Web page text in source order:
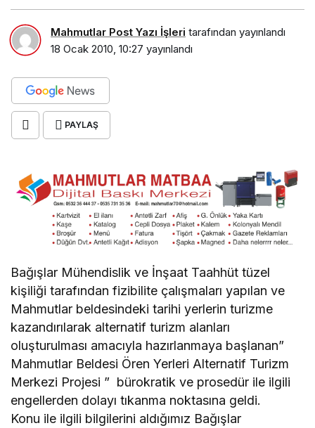
Mahmutlar Post Yazı İşleri tarafından yayınlandı
18 Ocak 2010, 10:27 yayınlandı
PAYLAŞ
Bağışlar Mühendislik ve İnşaat Taahhüt tüzel
kişiliği tarafından fizibilite çalışmaları yapılan ve
Mahmutlar beldesindeki tarihi yerlerin turizme
kazandırılarak alternatif turizm alanları
oluşturulması amacıyla hazırlanmaya başlanan”
Mahmutlar Beldesi Ören Yerleri Alternatif Turizm
Merkezi Projesi ” bürokratik ve prosedür ile ilgili
engellerden dolayı tıkanma noktasına geldi.
Konu ile ilgili bilgilerini aldığımız Bağışlar